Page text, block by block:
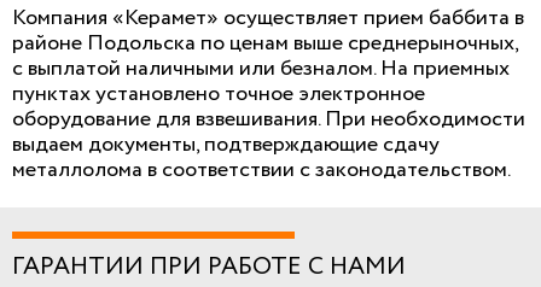
Компания «Керамет» осуществляет прием баббита в
районе Подольска по ценам выше среднерыночных,
с выплатой наличными или безналом. На приемных
пунктах установлено точное электронное
оборудование для взвешивания. При необходимости
выдаем документы, подтверждающие сдачу
металлолома в соответствии с законодательством.
ГАРАНТИИ ПРИ РАБОТЕ С НАМИ